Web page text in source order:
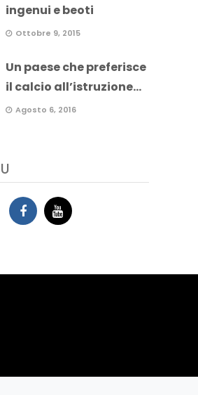
ingenui e beoti
Ottobre 9, 2015
Un paese che preferisce
il calcio all’istruzione...
Agosto 6, 2016